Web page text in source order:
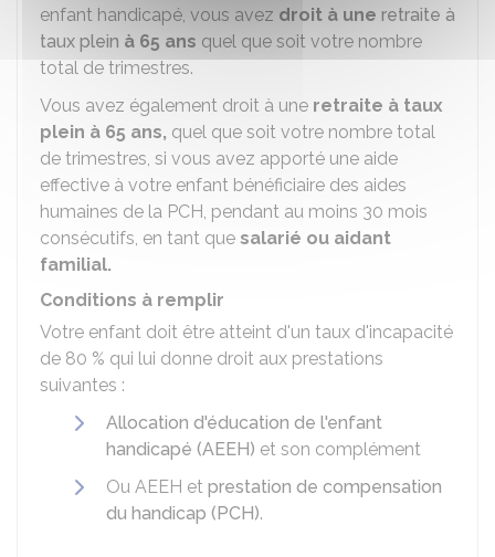
enfant handicapé, vous avez droit à une retraite à
taux plein à 65 ans quel que soit votre nombre
total de trimestres.
Vous avez également droit à une retraite à taux
plein à 65 ans, quel que soit votre nombre total
de trimestres, si vous avez apporté une aide
effective à votre enfant bénéficiaire des aides
humaines de la PCH, pendant au moins 30 mois
consécutifs, en tant que salarié ou aidant
familial.
Conditions à remplir
Votre enfant doit être atteint d'un taux d'incapacité
de 80 % qui lui donne droit aux prestations
suivantes :
Allocation d'éducation de l'enfant
handicapé (AEEH) et son complément
Ou AEEH et prestation de compensation
du handicap (PCH).